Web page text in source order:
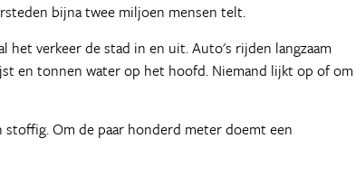
bijna twee miljoen mensen telt.
het verkeer de stad in en uit. Auto's rijden langzaam
en tonnen water op het hoofd. Niemand lijkt op of
Om de paar honderd meter doemt een